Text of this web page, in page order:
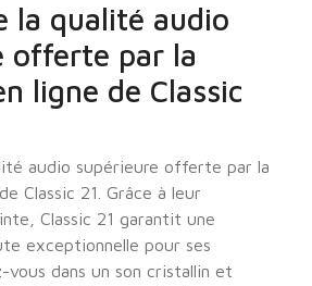
la qualité audio
offerte par la
ligne de Classic
audio supérieure offerte par la
Classic 21. Grâce à leur
Classic 21 garantit une
exceptionnelle pour ses
vous dans un son cristallin et